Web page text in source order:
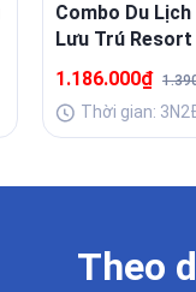
Combo Du Lịch
Lưu Trú
Buffet Sang
1.186.000₫
Thời gian:
Theo